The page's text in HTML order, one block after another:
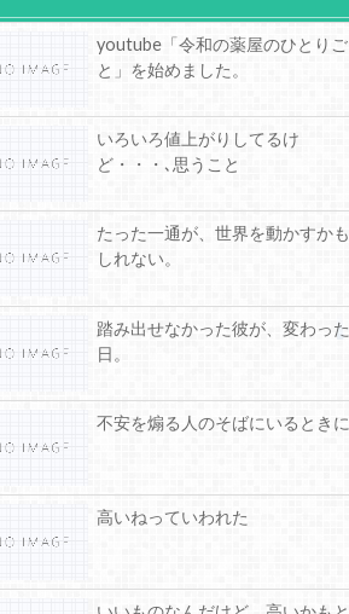
youtube「令和の薬屋のひとりご
と」を始めました。
いろいろ値上がりしてるけ
ど・・・､思うこと
たった一通が、世界を動かすかも
しれない。
踏み出せなかった彼が、変わった
日。
不安を煽る人のそばにいるときに
高いねっていわれた